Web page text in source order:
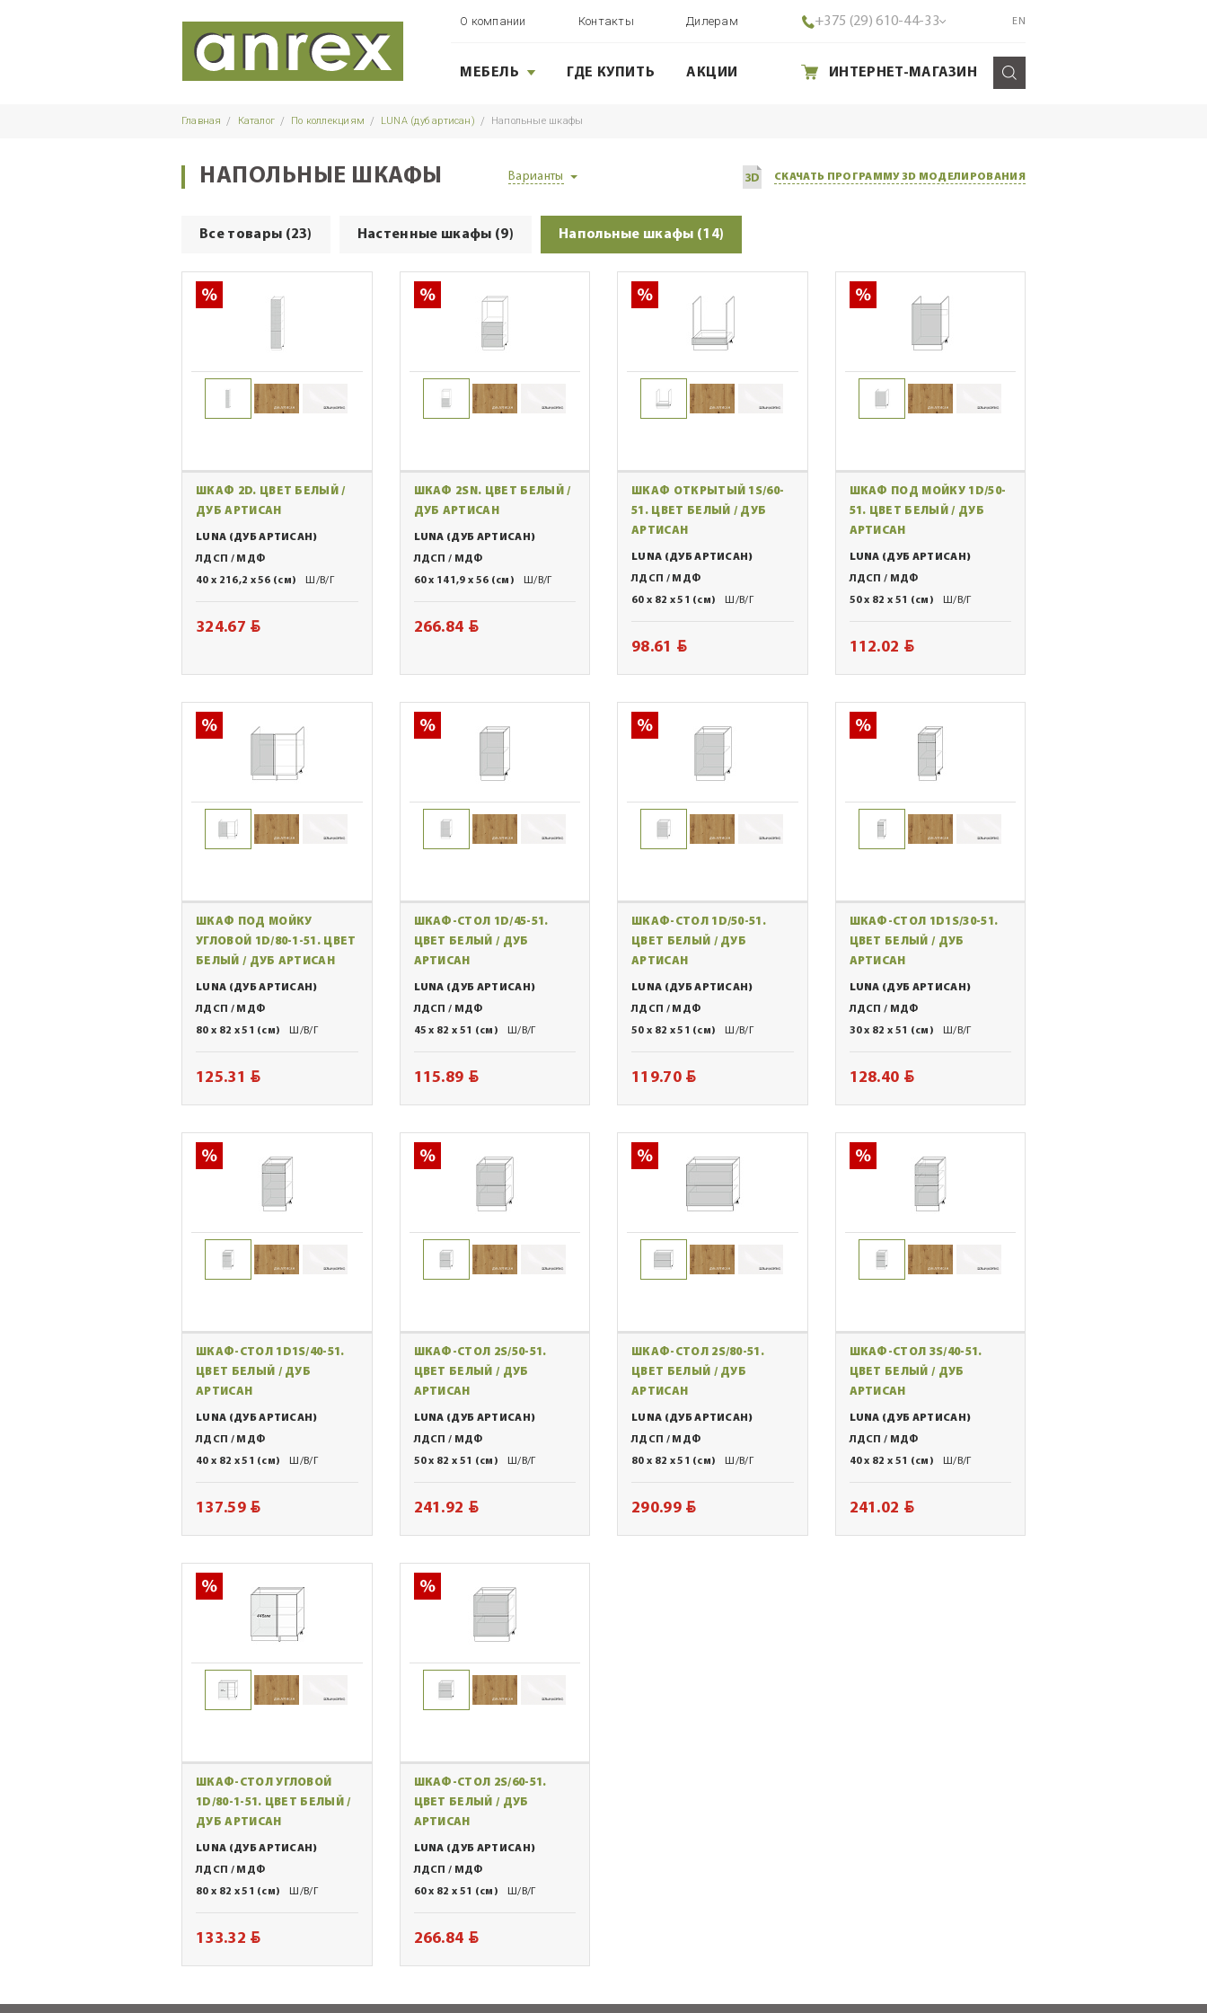
О компании Контакты Дилерам +375 (29) 610-44-33 EN
МЕБЕЛЬ ГДЕ КУПИТЬ АКЦИИ ИНТЕРНЕТ-МАГАЗИН
Главная Каталог По коллекциям LUNA (дуб артисан) Напольные шкафы
НАПОЛЬНЫЕ ШКАФЫ Варианты СКАЧАТЬ ПРОГРАММУ 3D МОДЕЛИРОВАНИЯ
Все товары (23) Настенные шкафы (9) Напольные шкафы (14)
ШКАФ 2D. ЦВЕТ БЕЛЫЙ /
ДУБ АРТИСАН
LUNA (ДУБ АРТИСАН)
ЛДСП / МДФ
40 x 216,2 x 56 (см)
Ш/В/Г
324.67 BYN
ШКАФ 2SN. ЦВЕТ БЕЛЫЙ /
ДУБ АРТИСАН
LUNA (ДУБ АРТИСАН)
ЛДСП / МДФ
60 x 141,9 x 56 (см)
Ш/В/Г
266.84 BYN
ШКАФ ОТКРЫТЫЙ 1S/60-
51. ЦВЕТ БЕЛЫЙ / ДУБ
АРТИСАН
LUNA (ДУБ АРТИСАН)
ЛДСП / МДФ
60 x 82 x 51 (см)
Ш/В/Г
98.61 BYN
ШКАФ ПОД МОЙКУ 1D/50-
51. ЦВЕТ БЕЛЫЙ / ДУБ
АРТИСАН
LUNA (ДУБ АРТИСАН)
ЛДСП / МДФ
50 x 82 x 51 (см)
Ш/В/Г
112.02 BYN
ШКАФ ПОД МОЙКУ
УГЛОВОЙ 1D/80-1-51. ЦВЕТ
БЕЛЫЙ / ДУБ АРТИСАН
LUNA (ДУБ АРТИСАН)
ЛДСП / МДФ
80 x 82 x 51 (см)
Ш/В/Г
125.31 BYN
ШКАФ-СТОЛ 1D/45-51.
ЦВЕТ БЕЛЫЙ / ДУБ
АРТИСАН
LUNA (ДУБ АРТИСАН)
ЛДСП / МДФ
45 x 82 x 51 (см)
Ш/В/Г
115.89 BYN
ШКАФ-СТОЛ 1D/50-51.
ЦВЕТ БЕЛЫЙ / ДУБ
АРТИСАН
LUNA (ДУБ АРТИСАН)
ЛДСП / МДФ
50 x 82 x 51 (см)
Ш/В/Г
119.70 BYN
ШКАФ-СТОЛ 1D1S/30-51.
ЦВЕТ БЕЛЫЙ / ДУБ
АРТИСАН
LUNA (ДУБ АРТИСАН)
ЛДСП / МДФ
30 x 82 x 51 (см)
Ш/В/Г
128.40 BYN
ШКАФ-СТОЛ 1D1S/40-51.
ЦВЕТ БЕЛЫЙ / ДУБ
АРТИСАН
LUNA (ДУБ АРТИСАН)
ЛДСП / МДФ
40 x 82 x 51 (см)
Ш/В/Г
137.59 BYN
ШКАФ-СТОЛ 2S/50-51.
ЦВЕТ БЕЛЫЙ / ДУБ
АРТИСАН
LUNA (ДУБ АРТИСАН)
ЛДСП / МДФ
50 x 82 x 51 (см)
Ш/В/Г
241.92 BYN
ШКАФ-СТОЛ 2S/80-51.
ЦВЕТ БЕЛЫЙ / ДУБ
АРТИСАН
LUNA (ДУБ АРТИСАН)
ЛДСП / МДФ
80 x 82 x 51 (см)
Ш/В/Г
290.99 BYN
ШКАФ-СТОЛ 3S/40-51.
ЦВЕТ БЕЛЫЙ / ДУБ
АРТИСАН
LUNA (ДУБ АРТИСАН)
ЛДСП / МДФ
40 x 82 x 51 (см)
Ш/В/Г
241.02 BYN
ШКАФ-СТОЛ УГЛОВОЙ
1D/80-1-51. ЦВЕТ БЕЛЫЙ /
ДУБ АРТИСАН
LUNA (ДУБ АРТИСАН)
ЛДСП / МДФ
80 x 82 x 51 (см)
Ш/В/Г
133.32 BYN
ШКАФ-СТОЛ 2S/60-51.
ЦВЕТ БЕЛЫЙ / ДУБ
АРТИСАН
LUNA (ДУБ АРТИСАН)
ЛДСП / МДФ
60 x 82 x 51 (см)
Ш/В/Г
266.84 BYN